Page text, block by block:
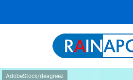
AdobeStock/deagreez